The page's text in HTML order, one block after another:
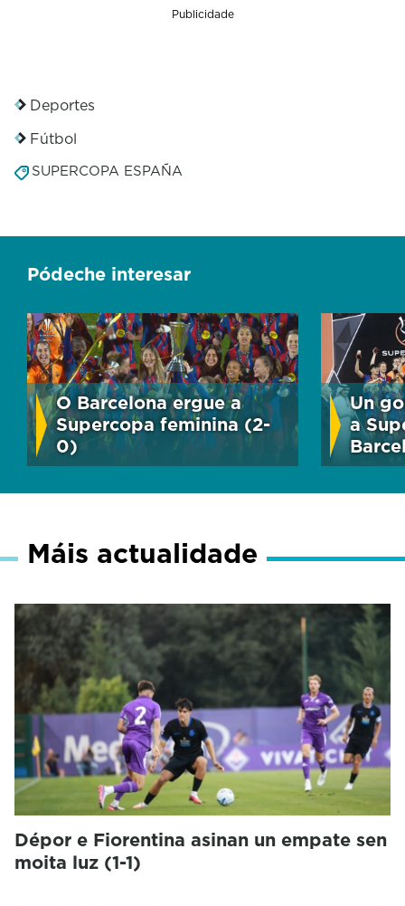
Publicidade
Deportes
Fútbol
SUPERCOPA ESPAÑA
Pódeche interesar
O Barcelona ergue a
Supercopa feminina (2-
0)
Un
a
Máis actualidade
Dépor e Fiorentina asinan un empate sen
moita luz (1-1)